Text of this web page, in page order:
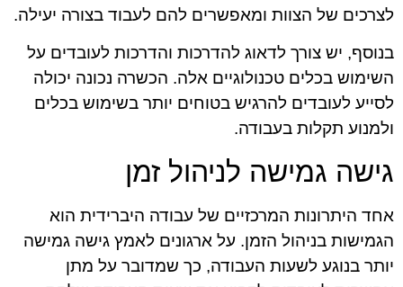
לצרכים של הצוות ומאפשרים להם לעבוד בצורה יעילה.
בנוסף, יש צורך לדאוג להדרכות והדרכות לעובדים על
השימוש בכלים טכנולוגיים אלה. הכשרה נכונה יכולה
לסייע לעובדים להרגיש בטוחים יותר בשימוש בכלים
ולמנוע תקלות בעבודה.
גישה גמישה לניהול זמן
אחד היתרונות המרכזיים של עבודה היברידית הוא
הגמישות בניהול הזמן. על ארגונים לאמץ גישה גמישה
יותר בנוגע לשעות העבודה, כך שמדובר על מתן